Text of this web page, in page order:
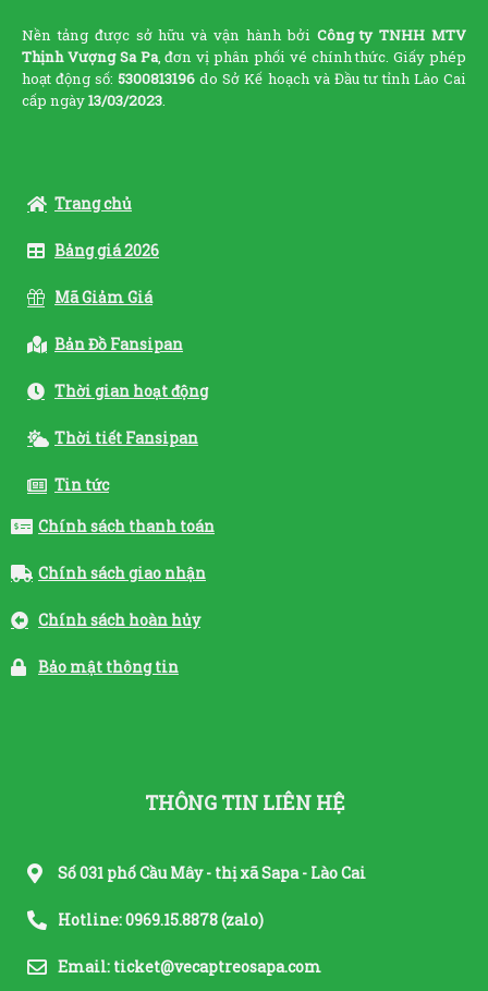
Nền tảng được sở hữu và vận hành bởi Công ty TNHH MTV
Thịnh Vượng Sa Pa, đơn vị phân phối vé chính thức. Giấy phép
hoạt động số:5300813196 do Sở Kế hoạch và Đầu tư tỉnh Lào Cai
cấp ngày13/03/2023
Trang chủ
Bảng giá 2026
Mã Giảm Giá
Bản Đồ Fansipan
Thời gian hoạt động
Thời tiết Fansipan
Tin tức
Chính sách thanh toán
Chính sách giao nhận
Chính sách hoàn hủy
Bảo mật thông tin
THÔNG TIN LIÊN HỆ
Số 031 phố Cầu Mây - thị xã Sapa - Lào Cai
Hotline: 0969.15.8878 (zalo)
Email: ticket@vecaptreosapa.com